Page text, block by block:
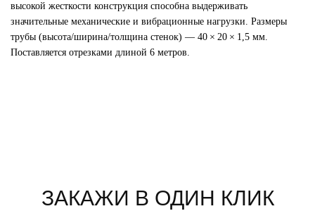
высокой жесткости конструкция способна выдерживать
значительные механические и вибрационные нагрузки. Размеры
трубы (высота/ширина/толщина стенок) — 40 × 20 × 1,5 мм.
Поставляется отрезками длиной 6 метров.
ЗАКАЖИ В ОДИН КЛИК